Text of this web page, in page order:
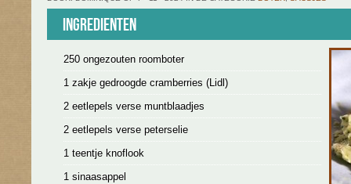
Ingredienten
250 ongezouten roomboter
1 zakje gedroogde cramberries (Lidl)
2 eetlepels verse muntblaadjes
2 eetlepels verse peterselie
1 teentje knoflook
1 sinaasappel